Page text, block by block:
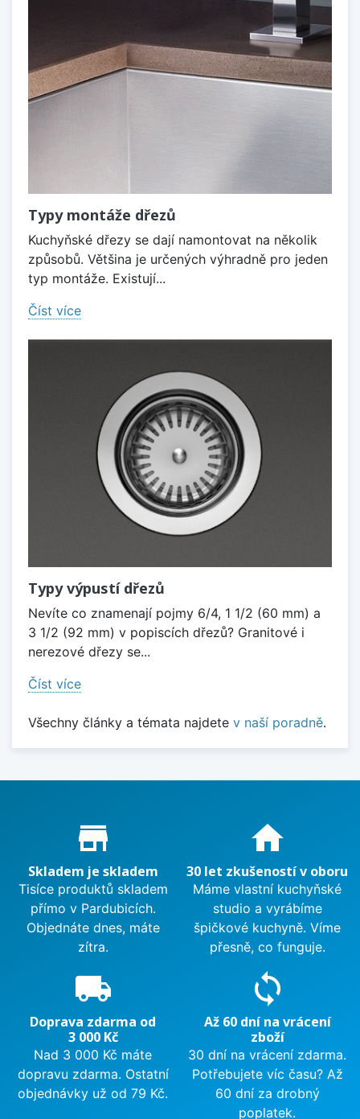
Typy montáže dřezů
Kuchyňské dřezy se dají namontovat na několik
způsobů. Většina je určených výhradně pro jeden
typ montáže. Existují...
Číst více
Typy výpustí dřezů
Nevíte co znamenají pojmy 6/4, 1 1/2 (60 mm) a
3 1/2 (92 mm) v popiscích dřezů? Granitové i
nerezové dřezy se...
Číst více
Všechny články a témata najdete v naší poradně.
Proč nakupovat u nás?
store_mall_directory
Skladem je skladem
Tisíce produktů skladem
přímo v Pardubicích.
Objednáte dnes, máte
zítra.
home
30 let zkušeností v oboru
Máme vlastní kuchyňské
studio a vyrábíme
špičkové kuchyně. Víme
přesně, co funguje.
local_shipping
Doprava zdarma od
3 000 Kč
Nad 3 000 Kč máte
dopravu zdarma. Ostatní
objednávky už od 79 Kč.
sync
Až 60 dní na vrácení
zboží
30 dní na vrácení zdarma.
Potřebujete víc času? Až
60 dní za drobný
poplatek.